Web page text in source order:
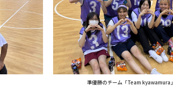
準優勝のチーム「Team kyawamura」